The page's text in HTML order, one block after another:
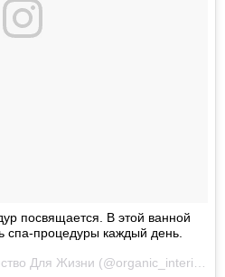
посвящается. В этой ванной
спа-процедуры каждый день.
A photo posted by Пространство Для Жизни (@organic_interior) on